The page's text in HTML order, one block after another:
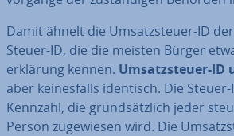
Damit ähnelt die Um­satz­steu­er-ID
Steuer-ID, die die meisten Bürger
erklä­rung kennen. Um­satz­steu­er-ID
aber kei­nes­falls identisch. Die Steuer-
Kennzahl, die grund­sätz­lich jeder
Person zu­ge­wie­sen wird. Die